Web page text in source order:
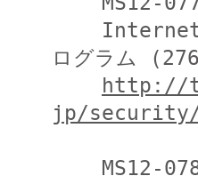
ログラム
http://
jp/security/